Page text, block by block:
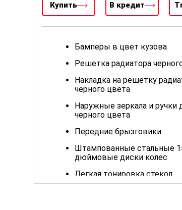
Купить В кредит
Бамперы в цвет кузова
Решетка радиатора
Накладка на решетку
черного цвета
Наружные зеркала и ручки
черного цвета
Передние брызговики
Штампованные стальные
дюймовые диски колес
Легкая тонировка стекол